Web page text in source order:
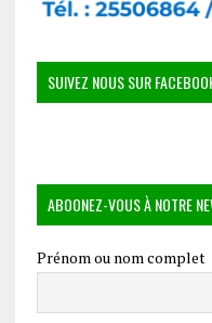
SUIVEZ NOUS SUR
ABOONEZ-VOUS À NOTRE
Prénom ou nom complet